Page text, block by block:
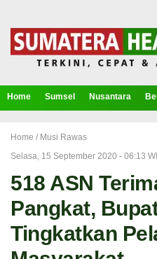
Home Sumsel Nusantara
Home / Musi Rawas
Selasa, 15 September 2020 - 06:13
518 ASN
Pangkat,
Tingkatkan